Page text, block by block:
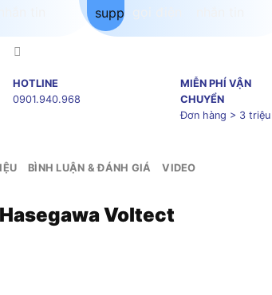
HOTLINE
0901.940.968
MIỄN PHÍ VẬN
CHUYỂN
Đơn hàng > 3 triệu
BÌNH LUẬN & ĐÁNH GIÁ VIDEO
Voltect